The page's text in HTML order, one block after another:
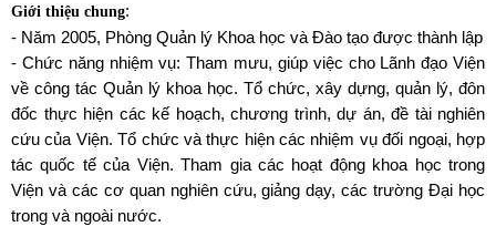
Giới thiệu chung:
- Năm 2005, Phòng Quản lý Khoa học và Đào tạo được thành lập
- Chức năng nhiệm vụ: Tham mưu, giúp việc cho Lãnh đạo Viện
về công tác Quản lý khoa học. Tổ chức, xây dựng, quản lý, đôn
đốc thực hiện các kế hoạch, chương trình, dự án, đề tài nghiên
cứu của Viện. Tổ chức và thực hiện các nhiệm vụ đối ngoại, hợp
tác quốc tế của Viện. Tham gia các hoạt động khoa học trong
Viện và các cơ quan nghiên cứu, giảng dạy, các trường Đại học
trong và ngoài nước.